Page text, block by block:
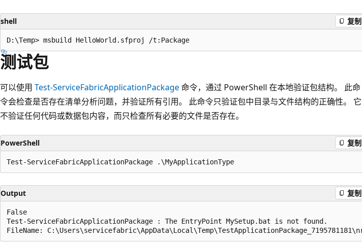
shell 复制
测试包
可以使用 Test-ServiceFabricApplicationPackage命令，通过 PowerShell 在本地验证包结构。 此命
令会检查是否存在清单分析问题，并验证所有引用。 此命令只验证包中目录与文件结构的正确性。 它
不验证任何代码或数据包内容，而只检查所有必要的文件是否存在。
PowerShell 复制
Output 复制
False
Test-ServiceFabricApplicationPackage : The EntryPoint MySetup.bat is not found.